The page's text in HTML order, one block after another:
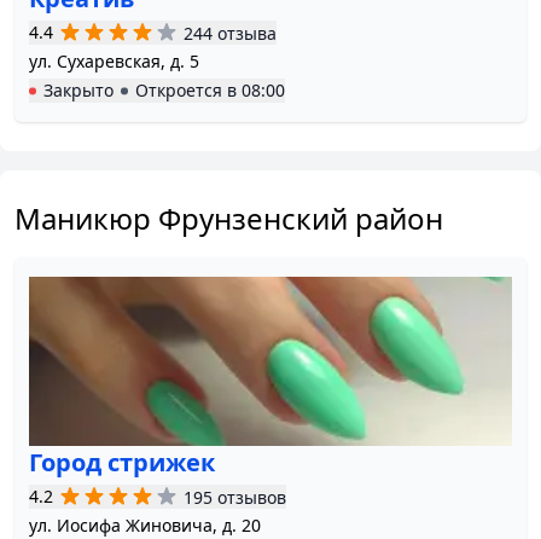
4.4
244 отзыва
ул. Сухаревская, д. 5
Закрыто
Откроется в 08:00
Маникюр Фрунзенский район
Город стрижек
4.2
195 отзывов
ул. Иосифа Жиновича, д. 20